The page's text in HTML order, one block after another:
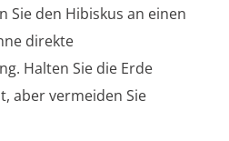
Sie den Hibiskus an einen
direkte
Halten Sie die Erde
aber vermeiden Sie